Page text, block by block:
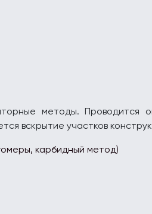
методы. Проводится
вскрытие участков
карбидный метод)